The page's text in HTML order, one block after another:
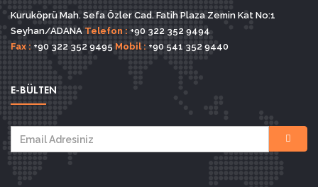
Kuruköprü Mah. Sefa Özler Cad. Fatih Plaza Zemin Kat No:1
Seyhan/ADANA Telefon : +90 322 352 9494
Fax : +90 322 352 9495 Mobil : +90 541 352 9440
E-BÜLTEN